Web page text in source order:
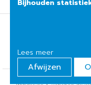
© Copyright 2026 | Het huis
Bijhouden
Lees meer
Afwijzen